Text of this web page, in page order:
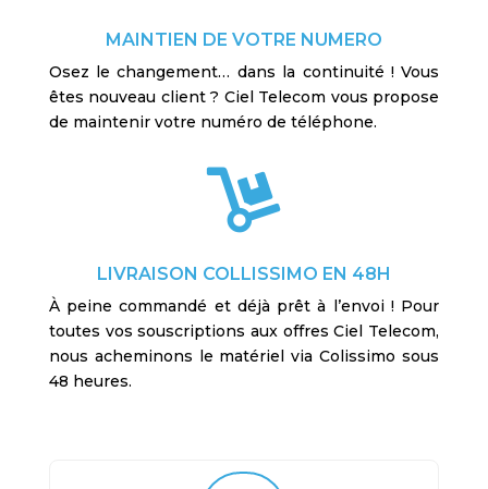
MAINTIEN DE VOTRE NUMERO
Osez le changement… dans la continuité ! Vous
êtes nouveau client ? Ciel Telecom vous propose
de maintenir votre numéro de téléphone.

LIVRAISON COLLISSIMO EN 48H
À peine commandé et déjà prêt à l’envoi ! Pour
toutes vos souscriptions aux offres Ciel Telecom,
nous acheminons le matériel via Colissimo sous
48 heures.